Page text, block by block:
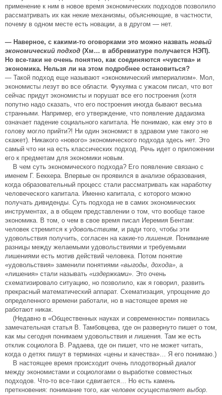
применение к ним в новое время экономических подходов позволило
рассматривать их как некие механизмы, объясняющие, в частности,
почему в одном месте есть новации, а в другом — нет.
— Наверное, с какими-то оговорками это можно назвать новый
экономический подход (Хм… в аббревиатуре получается НЭП).
Но все-таки не очень понятно, как соединяются «чувства» и
экономика. Нельзя ли на этом подробнее остановиться?
— Такой подход еще называют «экономический империализм». Мол,
экономисты лезут во все области. Фукуяма с ужасом писал, что вот
сейчас придут экономисты и порушат все его построения (хотя
попутно надо сказать, что его построения иногда бывают весьма
странными. Например, его утверждение, что появление дадаизма
означает падение социального капитала. Не понимаю, как ему это в
голову могло прийти?! Ни один экономист в здравом уме такого не
скажет). Никакого «нового» экономического подхода здесь нет. Это
самый что ни на есть классических подход. Речь идет о приложении
его к предметам для экономики новым.
В чем суть экономического подхода? Его появление связано с
именем Г. Беккера. Впервые он проявился в анализе образования,
когда образовательный процесс стали рассматривать как наработку
человеческого капитала. Именно капитала, с которого можно
получать дивиденды. Суть подхода не в самих экономических
инструментах, а в общем представлении о том, что вообще такое
экономика. В том, о чем в свое время писал Иеремия Бентам:
человек стремится к удовольствиям, и ради того, чтобы эти
удовольствия получить, согласен на какие-толишения. Понимание
разницы между желаемыми удовольствиями и требуемыми
лишениями есть мотив действий человека. Потом понятие
«удовольствия» заменили понятиями «выгоды, дохода», а
«лишения» стали называть «издержками». Это очень
схематизировало ситуацию, но позволило, как я говорил, развить
прекрасный математический аппарат. Схематизация, упрощение до
определенного времени работали, но в настоящее время не
работают никак.
(Недавно в «Общественных науках и современности» появилась
замечательная статья В. Тамбовцева, где он развернуто пишет о том,
как мы сегодня понимаем удовольствия и лишения. Там же есть
отклик социолога В. Радаева, где он пишет, что не может читать,
когда о детях пишут в терминах «цены и качества»… Я его понимаю.)
В настоящее время происходит очень плодотворный диалог
между экономистами и социологами о выработке совместных
подходов. Что-то все-таки сдвигается… Но есть камень
преткновения: понимание того, как человек осуществляет выбор.